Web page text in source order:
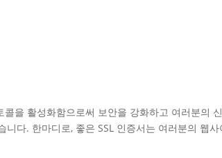
을 활성화함으로써 보안을 강화하고 여러분의
다. 한마디로, 좋은 SSL 인증서는 여러분의 웹사